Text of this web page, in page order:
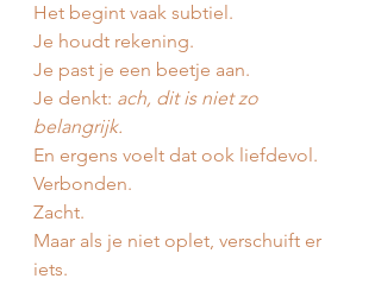
Het begint vaak subtiel.
Je houdt rekening.
Je past je een beetje aan.
Je denkt: ach, dit is niet zo
belangrijk.
En ergens voelt dat ook liefdevol.
Verbonden.
Zacht.
Maar als je niet oplet, verschuift er
iets.